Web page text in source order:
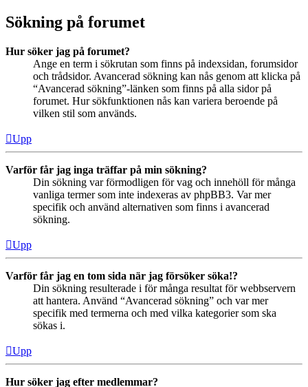
Sökning på forumet
Hur söker jag på forumet?
Ange en term i sökrutan som finns på indexsidan, forumsidor
och trådsidor. Avancerad sökning kan nås genom att klicka på
“Avancerad sökning”-länken som finns på alla sidor på
forumet. Hur sökfunktionen nås kan variera beroende på
vilken stil som används.
Upp
Varför får jag inga träffar på min sökning?
Din sökning var förmodligen för vag och innehöll för många
vanliga termer som inte indexeras av phpBB3. Var mer
specifik och använd alternativen som finns i avancerad
sökning.
Upp
Varför får jag en tom sida när jag försöker söka!?
Din sökning resulterade i för många resultat för webbservern
att hantera. Använd “Avancerad sökning” och var mer
specifik med termerna och med vilka kategorier som ska
sökas i.
Upp
Hur söker jag efter medlemmar?